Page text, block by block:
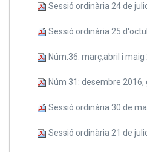
Sessió ordinària 24 de
Sessió ordinària 25
Núm.36: març,abril i maig
Núm 31: desembre
Sessió ordinària 30 de
Sessió ordinària 21 de